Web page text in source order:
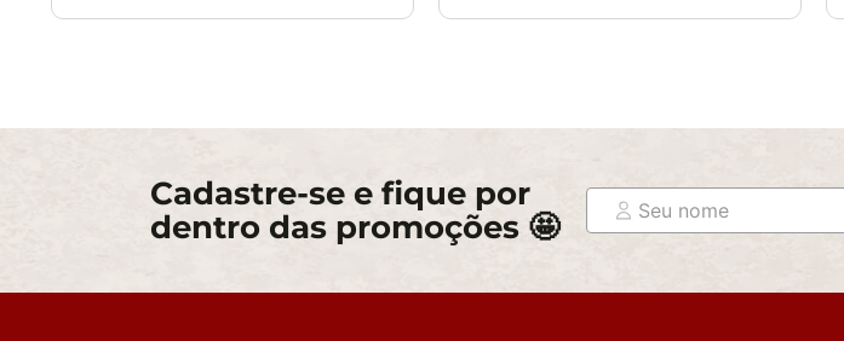
Cadastre-se e fique por
dentro das promoções 🤩